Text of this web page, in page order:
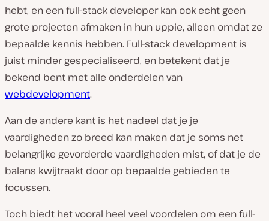
hebt, en een full-stack developer kan ook echt geen
grote projecten afmaken in hun uppie, alleen omdat ze
bepaalde kennis hebben. Full-stack development is
juist minder gespecialiseerd, en betekent dat je
bekend bent met alle onderdelen van
webdevelopment.
Aan de andere kant is het nadeel dat je je
vaardigheden zo breed kan maken dat je soms net
belangrijke gevorderde vaardigheden mist, of dat je de
balans kwijtraakt door op bepaalde gebieden te
focussen.
Toch biedt het vooral heel veel voordelen om een full-